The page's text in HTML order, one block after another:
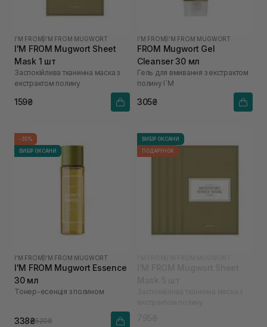
I'M FROM I'M FROM MUGWORT
I'M FROM Mugwort Sheet
Mask 1 шт
Заспокійлива тканинна маска з
екстрактом полину
159₴
I'M FROM I'M FROM MUGWORT
FROM Mugwort Gel
Cleanser 30 мл
Гель для вмивання з екстрактом
полину I`M
305₴
-35%
ВИБІР ОКСАНИ
I'M FROM I'M FROM MUGWORT
I'M FROM Mugwort Essence
30 мл
Тонер-есенція з полином
338₴520₴
ВИБІР ОКСАНИ
ПОДАРУНОК